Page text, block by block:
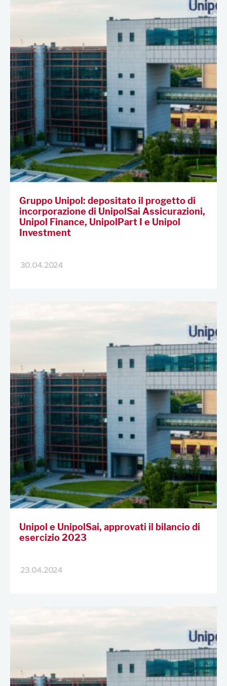
Gruppo Unipol: depositato il progetto di
incorporazione di UnipolSai Assicurazioni,
Unipol Finance, UnipolPart I e Unipol
Investment
30.04.2024
Unipol e UnipolSai, approvati il bilancio di
esercizio 2023
23.04.2024